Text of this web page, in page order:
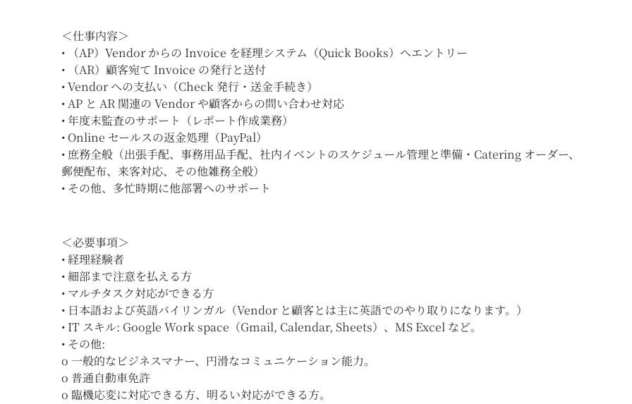
＜仕事内容＞
• （AP）Vendor からの Invoice を経理システム（Quick Books）へエントリー
• （AR）顧客宛て Invoice の発行と送付
• Vendor への支払い（Check 発行・送金手続き）
• AP と AR 関連の Vendor や顧客からの問い合わせ対応
• 年度末監査のサポート（レポート作成業務）
• Online セールスの返金処理（PayPal）
• 庶務全般（出張手配、事務用品手配、社内イベントのスケジュール管理と準備・Catering オーダー、
郵便配布、来客対応、その他雑務全般）
• その他、多忙時期に他部署へのサポート
＜必要事項＞
• 経理経験者
• 細部まで注意を払える方
• マルチタスク対応ができる方
• 日本語および英語バイリンガル（Vendor と顧客とは主に英語でのやり取りになります。）
• IT スキル: Google Work space（Gmail, Calendar, Sheets）、MS Excel など。
• その他:
o 一般的なビジネスマナー、円滑なコミュニケーション能力。
o 普通自動車免許
o 臨機応変に対応できる方、明るい対応ができる方。